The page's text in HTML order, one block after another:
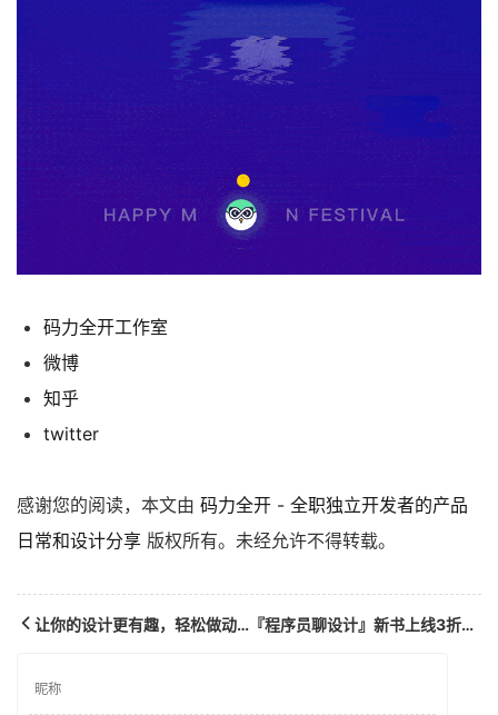
码力全开工作室
微博
知乎
twitter
感谢您的阅读，本文由 码力全开 - 全职独立开发者的产品
日常和设计分享 版权所有。未经允许不得转载。
让你的设计更有趣，轻松做动画 『程序员聊设计』新书上线3折优惠